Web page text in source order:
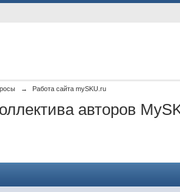
→ Работа сайта mySKU.ru
авторов